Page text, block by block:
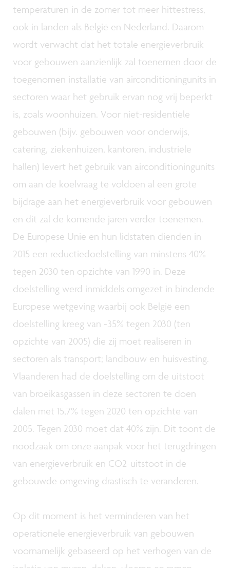
temperaturen in de zomer tot meer hittestress,
ook in landen als België en Nederland. Daarom
wordt verwacht dat het totale energieverbruik
voor gebouwen aanzienlijk zal toenemen door de
toegenomen installatie van airconditioningunits in
sectoren waar het gebruik ervan nog vrij beperkt
is, zoals woonhuizen. Voor niet-residentiële
gebouwen (bijv. gebouwen voor onderwijs,
catering, ziekenhuizen, kantoren, industriële
hallen) levert het gebruik van airconditioningunits
om aan de koelvraag te voldoen al een grote
bijdrage aan het energieverbruik voor gebouwen
en dit zal de komende jaren verder toenemen.
De Europese Unie en hun lidstaten dienden in
2015 een reductiedoelstelling van minstens 40%
tegen 2030 ten opzichte van 1990 in. Deze
doelstelling werd inmiddels omgezet in bindende
Europese wetgeving waarbij ook België een
doelstelling kreeg van -35% tegen 2030 (ten
opzichte van 2005) die zij moet realiseren in
sectoren als transport; landbouw en huisvesting.
Vlaanderen had de doelstelling om de uitstoot
van broeikasgassen in deze sectoren te doen
dalen met 15,7% tegen 2020 ten opzichte van
2005. Tegen 2030 moet dat 40% zijn. Dit toont de
noodzaak om onze aanpak voor het terugdringen
van energieverbruik en CO2-uitstoot in de
gebouwde omgeving drastisch te veranderen.
Op dit moment is het verminderen van het
operationele energieverbruik van gebouwen
voornamelijk gebaseerd op het verhogen van de